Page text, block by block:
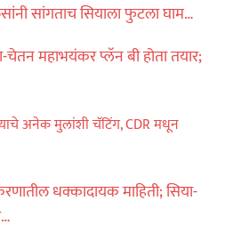
सांगताच सियाला फुटला घाम…
महाभयंकर प्लॅन बी होता तयार;
अनेक मुलांशी चॅटिंग, CDR मधून
धक्कादायक माहिती; सिया-